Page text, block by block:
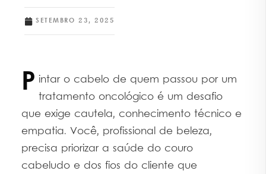
SETEMBRO 23, 2025
P intar o cabelo de quem passou por um
tratamento oncológico é um desafio
que exige cautela, conhecimento técnico e
empatia. Você, profissional de beleza,
precisa priorizar a saúde do couro
cabeludo e dos fios do cliente que